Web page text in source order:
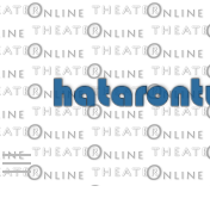
Toggle main menu